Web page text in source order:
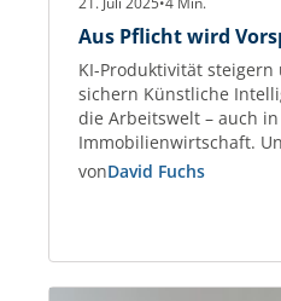
Aus Pflicht wird
KI-Produktivität steigern
sichern Künstliche
die Arbeitswelt – auch
Immobilienwirtschaft.
gezielt einsetzen,
belegen diesen
eindeutig. Gleichzeitig
vonDavid Fuchs